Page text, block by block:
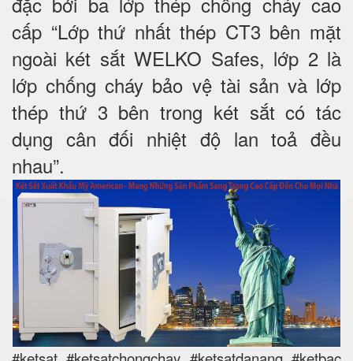
cấp “Lớp thứ nhất thép CT3 bên mặt
ngoài két sắt WELKO Safes, lớp 2 là
lớp chống cháy bảo vệ tài sản và lớp
thép thứ 3 bên trong két sắt có tác
dụng cân đối nhiệt độ lan toả đều
nhau”.